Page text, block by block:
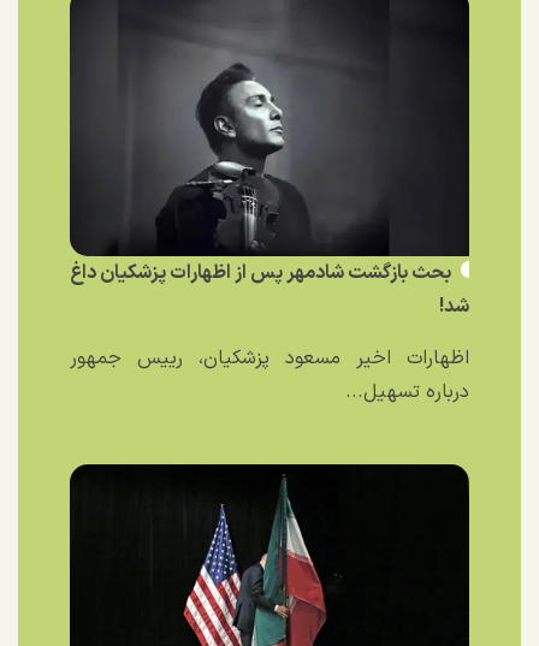
بحث بازگشت شادمهر پس از اظهارات پزشکیان داغ
شد!
اظهارات اخیر مسعود پزشکیان، رییس جمهور
درباره تسهیل...